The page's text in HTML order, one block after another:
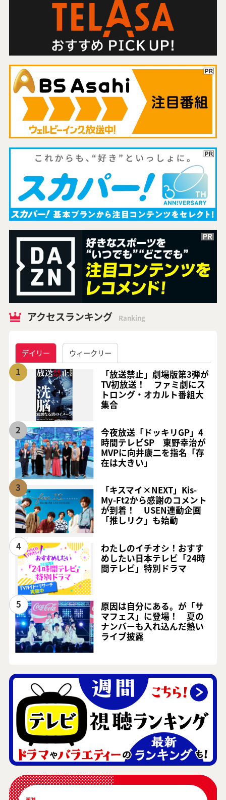
アクセスランキング Ranking
デイリー ウィークリー
1
「放送禁止」劇場版第3弾が
TV初放送！ ファミ劇にス
トロング・オカルト番組大
集合
2
今夜放送「ドッキリGP」4
時間テレビSP 東野幸治が
MVPに向井康二を指名「存
在は大きい」
3
「キスマイ×NEXT」Kis-
My-Ft2から感謝のコメント
が到着！ USEN連動企画
「推しリク」も始動
4
わたしのイチオシ！おすす
めしたい日本テレビ「24時
間テレビ」特別ドラマ
5
原因は自分にある。が「サ
マフェス」に登場！ 夏の
ナンバーも入れ込んだ熱い
ライブ披露